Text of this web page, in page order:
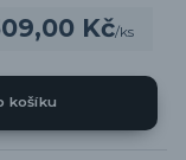
Kč/ks
košíku